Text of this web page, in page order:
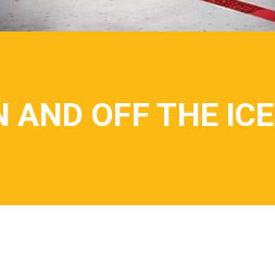
AND OFF THE ICE